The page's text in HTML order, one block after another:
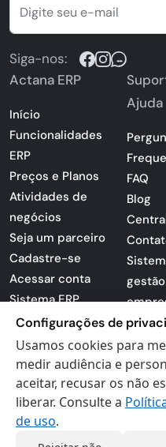
Siga-nos:
Actana ERP
Início
Funcionalidades
ERP
Preços e Planos
Atividades de
negócios
Seja um parceiro
Cadastre-se
Acessar conta
Sistema ERP
Apresentação
PDF
Loja -
Certificados
Digitais
Ajuda
FAQ
Blog
gestão
lojas
Configurações de
Usamos cookies para
medir audiência e
aceitar, recusar os não
liberar. Consulte a
de uso.